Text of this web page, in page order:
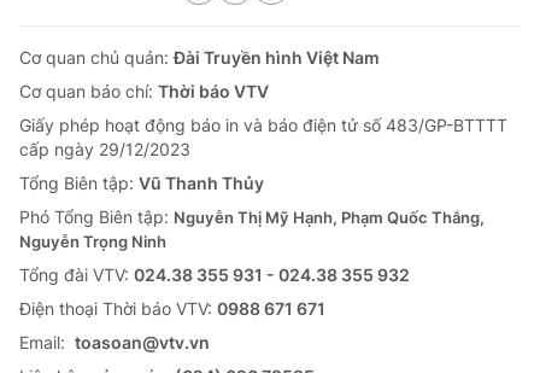
Cơ quan chủ quản:Đài Truyền hình Việt Nam
Cơ quan báo chí: Thời báo VTV
Giấy phép hoạt động báo in và báo điện tử số 483/GP-BTTTT
cấp ngày 29/12/2023
Tổng Biên tập: Vũ Thanh Thủy
Phó Tổng Biên tập: Nguyễn Thị Mỹ Hạnh, Phạm Quốc Thắng,
Nguyễn Trọng Ninh
Tổng đài VTV: 024.38 355 931 - 024.38 355 932
Ðiện thoại Thời báo VTV: 0988 671 671
Email: toasoan@vtv.vn